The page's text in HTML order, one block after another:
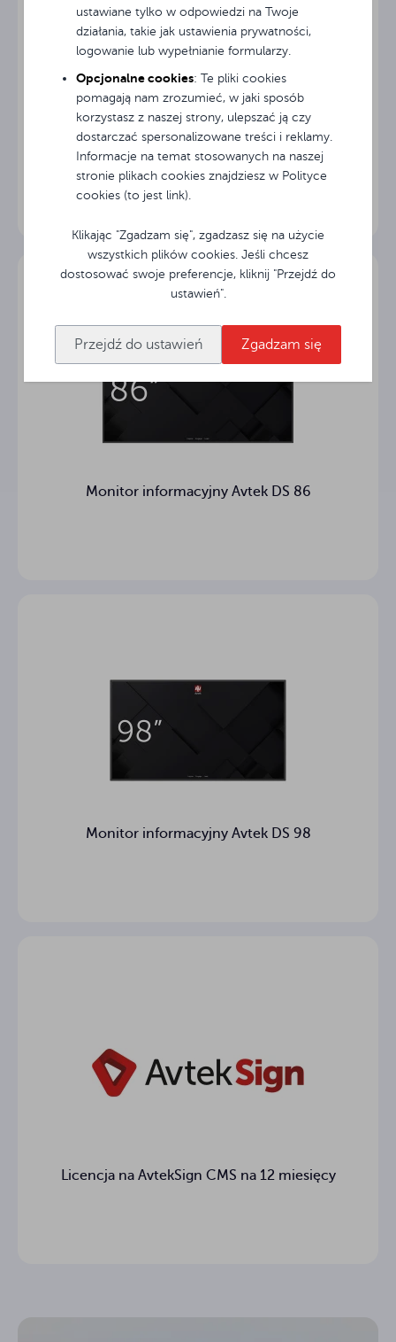
ustawiane tylko w odpowiedzi na Twoje
działania, takie jak ustawienia prywatności,
logowanie lub wypełnianie formularzy.
Opcjonalne cookies: Te pliki cookies
pomagają nam zrozumieć, w jaki sposób
korzystasz z naszej strony, ulepszać ją czy
dostarczać spersonalizowane treści i reklamy.
Informacje na temat stosowanych na naszej
stronie plikach cookies znajdziesz w Polityce
cookies (to jest link).
Klikając "Zgadzam się", zgadzasz się na użycie
wszystkich plików cookies. Jeśli chcesz
dostosować swoje preferencje, kliknij "Przejdź do
ustawień".
Przejdź do ustawień Zgadzam się
Monitor informacyjny Avtek DS 43
Monitor informacyjny Avtek DS 86
Monitor informacyjny Avtek DS 98
Licencja na AvtekSign CMS na 12 miesięcy